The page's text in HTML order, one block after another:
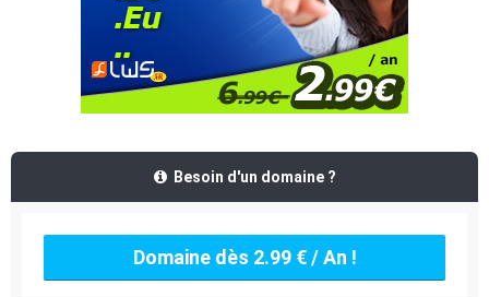
Besoin d'un domaine ?
Domaine dès 2.99 € / An !